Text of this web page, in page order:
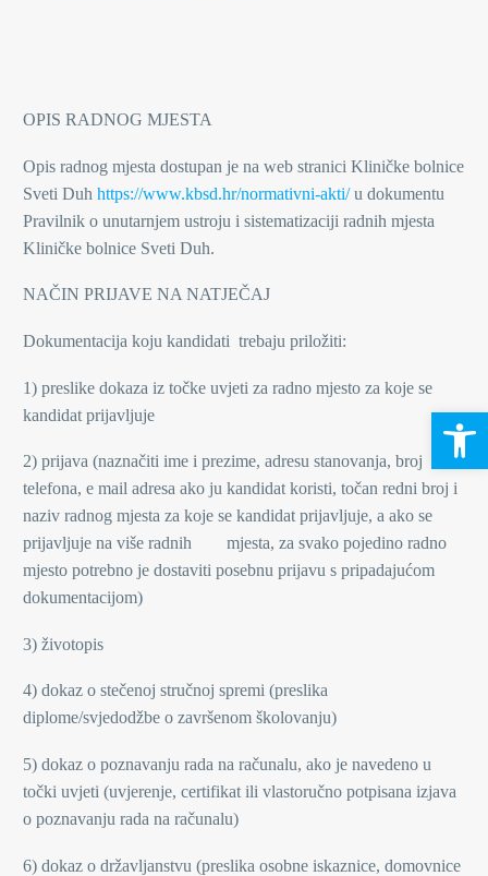
OPIS RADNOG MJESTA
Opis radnog mjesta dostupan je na web stranici Kliničke bolnice
Sveti Duh https://www.kbsd.hr/normativni-akti/u dokumentu
Pravilnik o unutarnjem ustroju i sistematizaciji radnih mjesta
Kliničke bolnice Sveti Duh.
NAČIN PRIJAVE NA NATJEČAJ
Dokumentacija koju kandidati trebaju priložiti:
1) preslike dokaza iz točke uvjeti za radno mjesto za koje se
kandidat prijavljuje
2) prijava (naznačiti ime i prezime, adresu stanovanja, broj
telefona, e mail adresa ako ju kandidat koristi, točan redni broj i
naziv radnog mjesta za koje se kandidat prijavljuje, a ako se
prijavljuje na više radnih mjesta, za svako pojedino radno
mjesto potrebno je dostaviti posebnu prijavu s pripadajućom
dokumentacijom)
3) životopis
4) dokaz o stečenoj stručnoj spremi (preslika
diplome/svjedodžbe o završenom školovanju)
5) dokaz o poznavanju rada na računalu, ako je navedeno u
točki uvjeti (uvjerenje, certifikat ili vlastoručno potpisana izjava
o poznavanju rada na računalu)
6) dokaz o državljanstvu (preslika osobne iskaznice, domovnice